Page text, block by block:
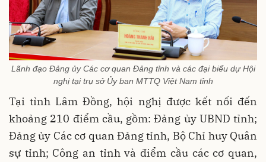
Lãnh đạo Đảng ủy Các cơ quan Đảng tỉnh và các đại biểu dự Hội
nghị tại trụ sở Ủy ban MTTQ Việt Nam tỉnh
Tại tỉnh Lâm Đồng, hội nghị được kết nối đến
khoảng 210 điểm cầu, gồm: Đảng ủy UBND tỉnh;
Đảng ủy Các cơ quan Đảng tỉnh, Bộ Chỉ huy Quân
sự tỉnh; Công an tỉnh và điểm cầu các cơ quan,